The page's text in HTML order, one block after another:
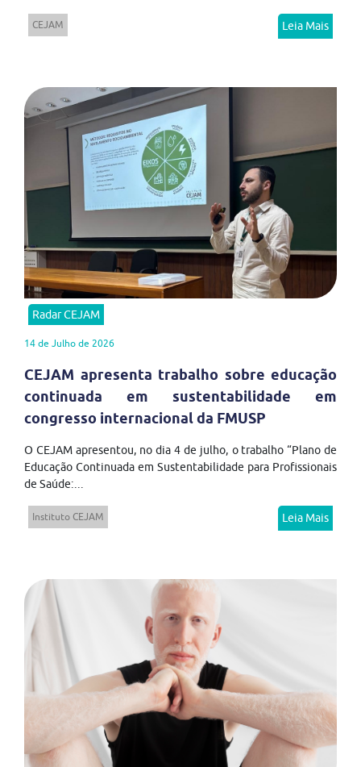
CEJAM Leia Mais
Radar CEJAM
14 de Julho de 2026
CEJAM apresenta trabalho sobre educação
continuada em sustentabilidade em
congresso internacional da FMUSP
O CEJAM apresentou, no dia 4 de julho, o trabalho “Plano de
Educação Continuada em Sustentabilidade para Profissionais
de Saúde:...
Instituto CEJAM Leia Mais